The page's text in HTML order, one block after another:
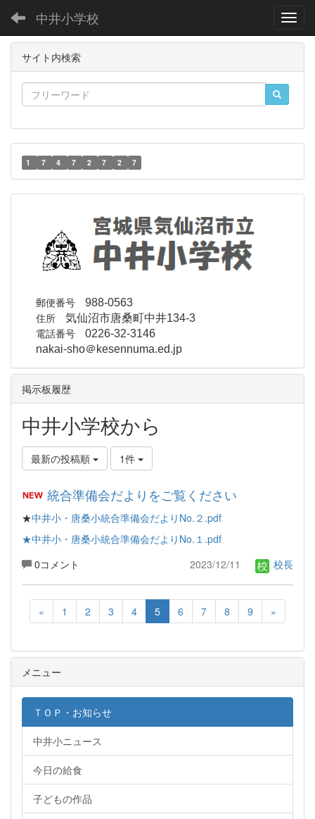
中井小学校
サイト内検索
1 7 4 7 2 7 2 7
郵便番号 988-0563
住所 気仙沼市唐桑町中井134-3
電話番号 0226-32-3146
nakai-sho＠kesennuma.ed.jp
掲示板履歴
中井小学校から
最新の投稿順 1件
統合準備会だよりをご覧ください
★中井小・唐桑小統合準備会だよりNo.２.pdf
★中井小・唐桑小統合準備会だよりNo.１.pdf
0コメント
2023/12/11 校長
« 1 2 3 4 5 6 7 8 9 »
メニュー
ＴＯＰ・お知らせ
中井小ニュース
今日の給食
子どもの作品